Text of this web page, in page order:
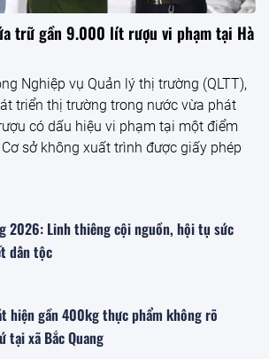
trữ gần 9.000 lít rượu vi phạm tại Hà
Nghiệp vụ Quản lý thị trường (QLTT),
triển thị trường trong nước vừa phát
có dấu hiệu vi phạm tại một điểm
sở không xuất trình được giấy phép
2026: Linh thiêng cội nguồn, hội tụ sức
dân tộc
hiện gần 400kg thực phẩm không rõ
tại xã Bắc Quang